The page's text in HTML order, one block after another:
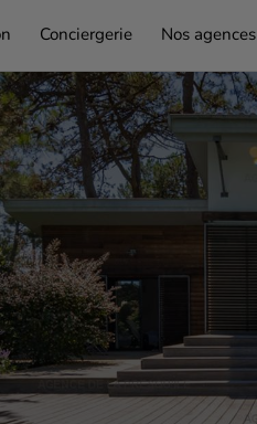
Conciergerie Nos agences